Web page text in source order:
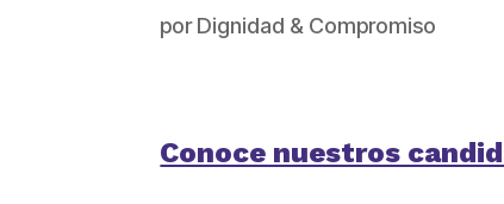
porDignidad & Compromiso
Conoce nuestros